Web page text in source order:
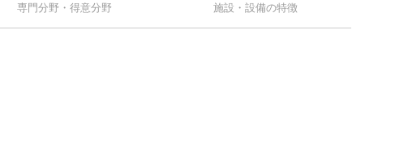
専門分野・得意分野 施設・設備の特徴